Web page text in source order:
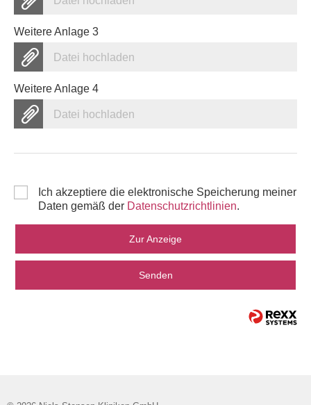
Weitere Anlage 3
Datei hochladen
Weitere Anlage 4
Datei hochladen
Ich akzeptiere die elektronische Speicherung meiner
Daten gemäß der Datenschutzrichtlinien.
Zur Anzeige
Senden